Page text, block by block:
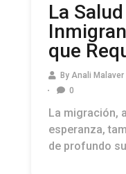
La
que
By Anali Malaver
0
La migración,
esperanza,
de profundo